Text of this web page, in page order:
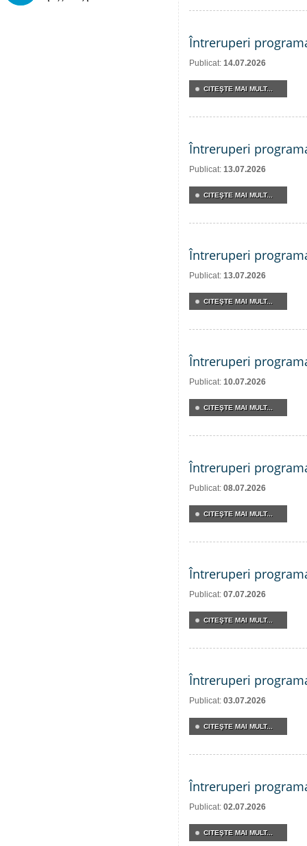
Întreruperi
Publicat: 14.07.2026
CITEŞTE MAI MULT...
Întreruperi
Publicat: 13.07.2026
CITEŞTE MAI MULT...
Întreruperi
Publicat: 13.07.2026
CITEŞTE MAI MULT...
Întreruperi
Publicat: 10.07.2026
CITEŞTE MAI MULT...
Întreruperi
Publicat: 08.07.2026
CITEŞTE MAI MULT...
Întreruperi
Publicat: 07.07.2026
CITEŞTE MAI MULT...
Întreruperi
Publicat: 03.07.2026
CITEŞTE MAI MULT...
Întreruperi
Publicat: 02.07.2026
CITEŞTE MAI MULT...